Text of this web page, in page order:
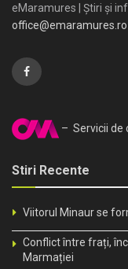
eMaramures | Știri și
office@emaramures.ro
– Servicii de
Stiri Recente
Viitorul Minaur se
Conflict între frați,
Marmației